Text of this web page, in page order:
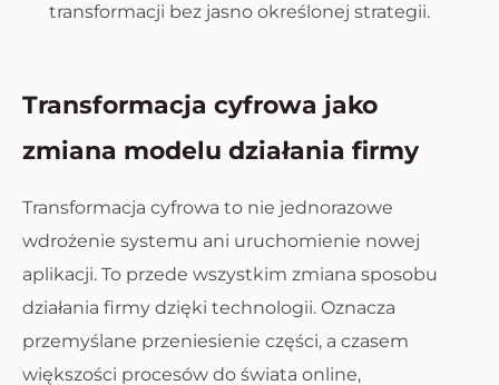
transformacji bez jasno określonej strategii.
Transformacja cyfrowa jako
zmiana modelu działania firmy
Transformacja cyfrowa to nie jednorazowe
wdrożenie systemu ani uruchomienie nowej
aplikacji. To przede wszystkim zmiana sposobu
działania firmy dzięki technologii. Oznacza
przemyślane przeniesienie części, a czasem
większości procesów do świata online,